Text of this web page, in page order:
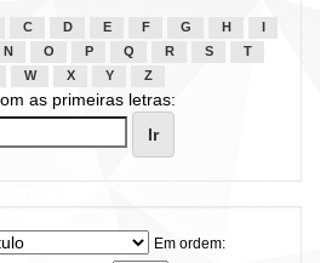
C D E F G H
N O P Q R S
T
W X Y Z
as primeiras letras:
Em ordem: